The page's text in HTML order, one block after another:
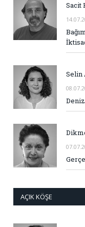
Sacit
Selin
AÇIK KÖŞE